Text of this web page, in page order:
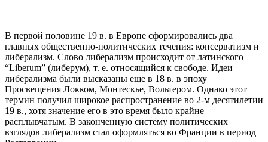
В первой половине 19 в. в Европе сформировались два
главных общественно-политических течения: консерватизм и
либерализм. Слово либерализм происходит от латинского
“Liberum” (либерум), т. е. относящийся к свободе. Идеи
либерализма были высказаны еще в 18 в. в эпоху
Просвещения Локком, Монтескье, Вольтером. Однако этот
термин получил широкое распространение во 2-м десятилетии
19 в., хотя значение его в это время было крайне
расплывчатым. В законченную систему политических
взглядов либерализм стал оформляться во Франции в период